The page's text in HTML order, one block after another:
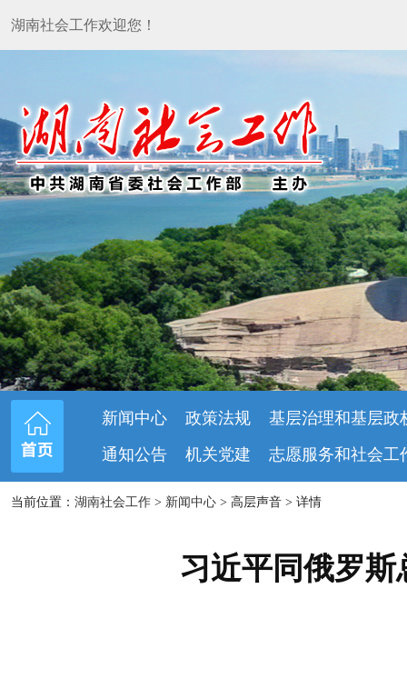
湖南社会工作欢迎您！
新闻中心 政策法规
基层治理和基层政
通知公告
机关党建 志愿服务和社会工
当前位置：湖南社会工作 > 新闻中心 > 高层声音 > 详情
习近平同俄罗